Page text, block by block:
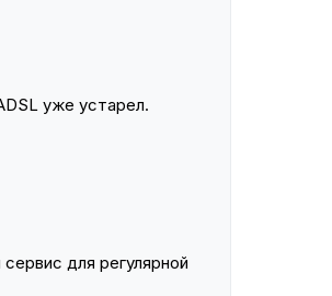
уже устарел.
для регулярной